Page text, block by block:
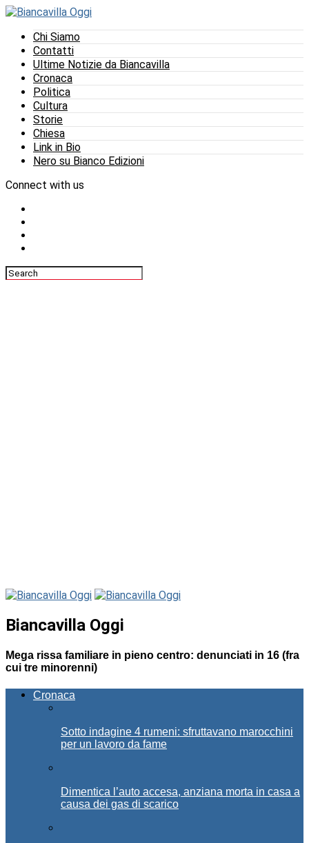
Chi Siamo
Contatti
Ultime Notizie da Biancavilla
Cronaca
Politica
Cultura
Storie
Chiesa
Link in Bio
Nero su Bianco Edizioni
Connect with us
Biancavilla Oggi
Mega rissa familiare in pieno centro: denunciati in 16 (fra
cui tre minorenni)
Cronaca
Sotto indagine 4 rumeni: sfruttavano marocchini
per un lavoro da fame
Dimentica l’auto accesa, anziana morta in casa a
causa dei gas di scarico